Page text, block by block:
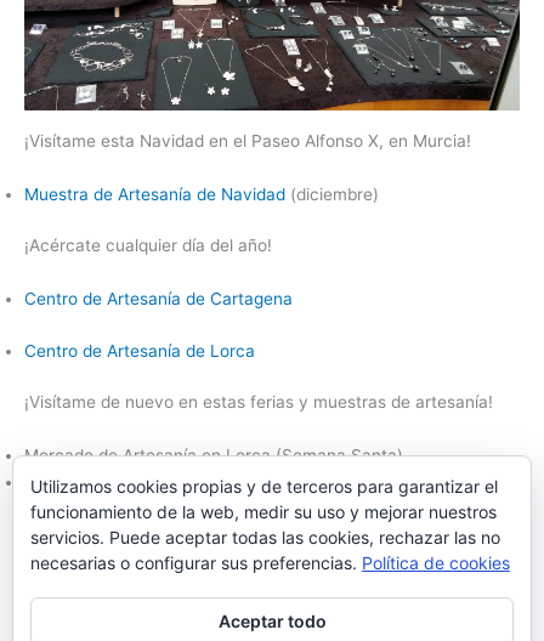
¡Visítame esta Navidad en el Paseo Alfonso X, en Murcia!
Muestra de Artesanía de Navidad (diciembre)
¡Acércate cualquier día del año!
Centro de Artesanía de Cartagena
Centro de Artesanía de Lorca
¡Visítame de nuevo en estas ferias y muestras de artesanía!
Mercado de Artesanía en Lorca (Semana Santa)
Feramur en Lorca(septiembre)
Contacta conmigo
Patrizia Mazzarino |patrizia@patriziamazzarino.es
+34 968 469 467| Móvil:+34 630 583 797
Utilizamos cookies propias y de terceros para garantizar el
funcionamiento de la web, medir su uso y mejorar nuestros
servicios. Puede aceptar todas las cookies, rechazar las no
necesarias o configurar sus preferencias. Política de cookies
Aceptar todo